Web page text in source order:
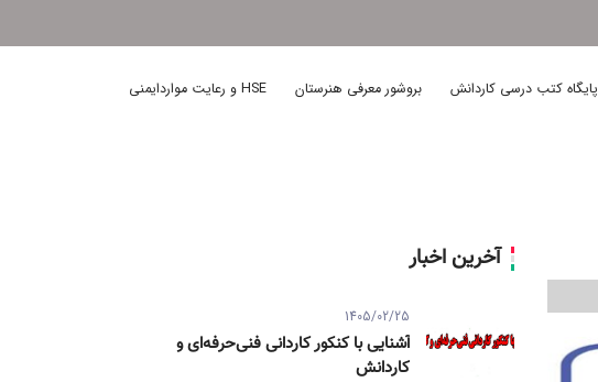
پایگاه کتب درسی کاردانش بروشور معرفی هنرستان HSE و رعایت مواردایمنی
آخرین اخبار
1405/02/25
آشنایی با کنکور کاردانی فنی‌حرفه‌ای و
کاردانش